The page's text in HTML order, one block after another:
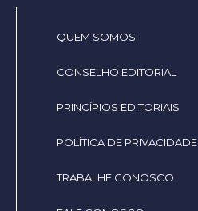
QUEM SOMOS
CONSELHO EDITORIAL
PRINCÍPIOS EDITORIAIS
POLÍTICA DE PRIVACIDADE
TRABALHE CONOSCO